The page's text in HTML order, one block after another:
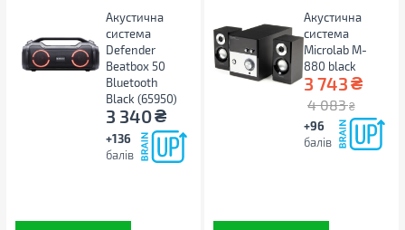
Акустична
система
Defender
Beatbox 50
Bluetooth
Black (65950)
3 340₴
+136
балів
Акустична
система
Microlab M-
880 black
3 743₴
4 083 ₴
+96
балів